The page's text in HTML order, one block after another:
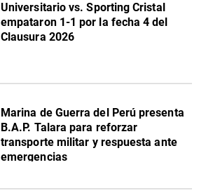
Universitario vs. Sporting Cristal
empataron 1-1 por la fecha 4 del
Clausura 2026
Marina de Guerra del Perú presenta
B.A.P. Talara para reforzar
transporte militar y respuesta ante
emergencias